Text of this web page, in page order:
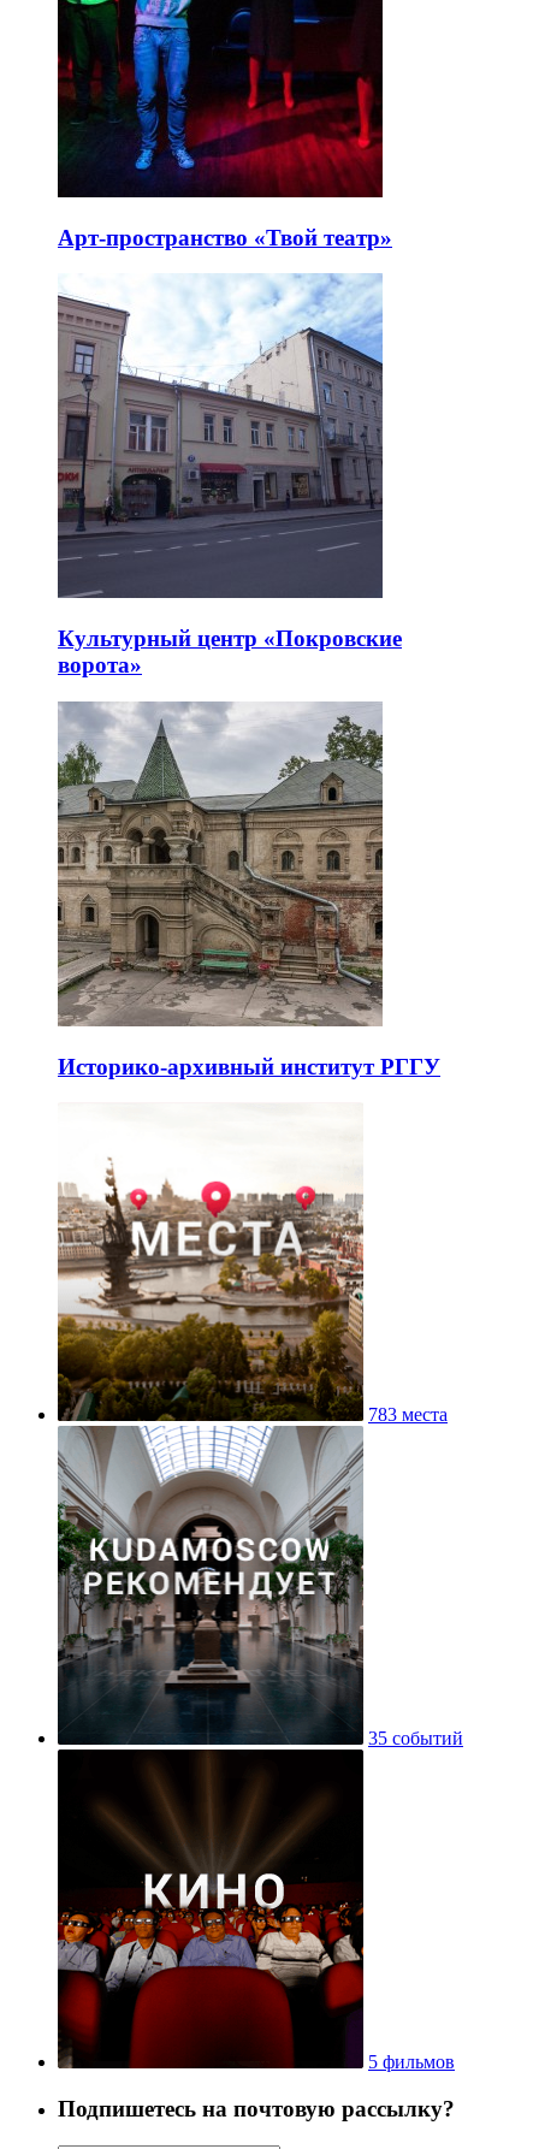
Арт-пространство «Твой театр»
Культурный центр «Покровские
ворота»
Историко-архивный институт РГГУ
783 места
35 событий
5 фильмов
Подпишетесь на почтовую рассылку?